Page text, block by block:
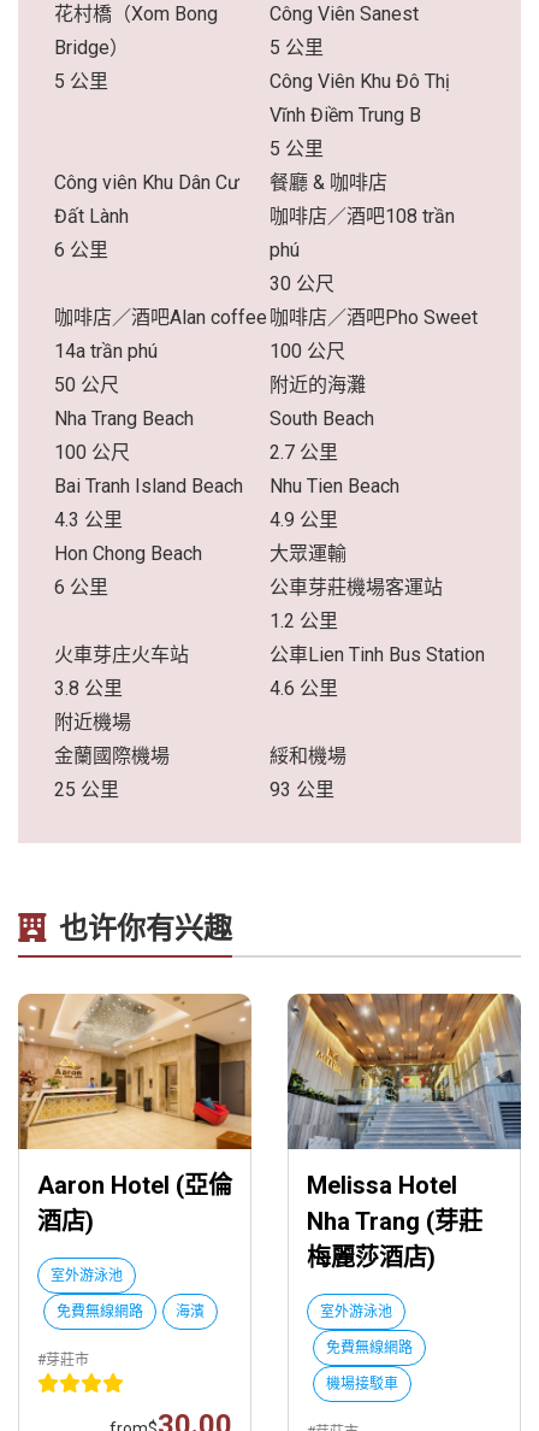
花村橋（Xom Bong
Bridge）
5 公里
Công Viên Sanest
5 公里
Công Viên Khu Đô Thị
Vĩnh Điềm Trung B
5 公里
Công viên Khu Dân Cư
Đất Lành
6 公里
餐廳 & 咖啡店
咖啡店／酒吧108 trần
phú
30 公尺
咖啡店／酒吧Alan coffee
14a trần phú
50 公尺
咖啡店／酒吧Pho Sweet
100 公尺
附近的海灘
Nha Trang Beach
100 公尺
South Beach
2.7 公里
Bai Tranh Island Beach
4.3 公里
Nhu Tien Beach
4.9 公里
Hon Chong Beach
6 公里
大眾運輸
公車芽莊機場客運站
1.2 公里
火車芽庄火车站
3.8 公里
公車Lien Tinh Bus Station
4.6 公里
附近機場
金蘭國際機場
25 公里
綏和機場
93 公里
也许你有兴趣
Aaron Hotel (亞倫
酒店)
室外游泳池
免費無線網路 海濱
#芽莊市
Melissa Hotel
Nha Trang (芽莊
梅麗莎酒店)
室外游泳池
免費無線網路
機場接駁車